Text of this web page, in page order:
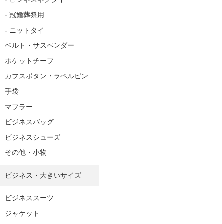
冠婚葬祭用
ニットタイ
ベルト・サスペンダー
ポケットチーフ
カフスボタン・ラペルピン
手袋
マフラー
ビジネスバッグ
ビジネスシューズ
その他・小物
ビジネス・大きいサイズ
ビジネススーツ
ジャケット